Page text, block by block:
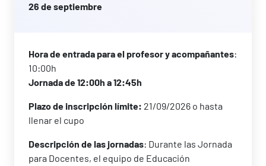
26 de septiembre
Hora de entrada para el profesor y acompañantes:
10:00h
Jornada de 12:00h a 12:45h
Plazo de inscripción límite: 21/09/2026 o hasta
llenar el cupo
Descripción de las jornadas: Durante las Jornada
para Docentes, el equipo de Educación